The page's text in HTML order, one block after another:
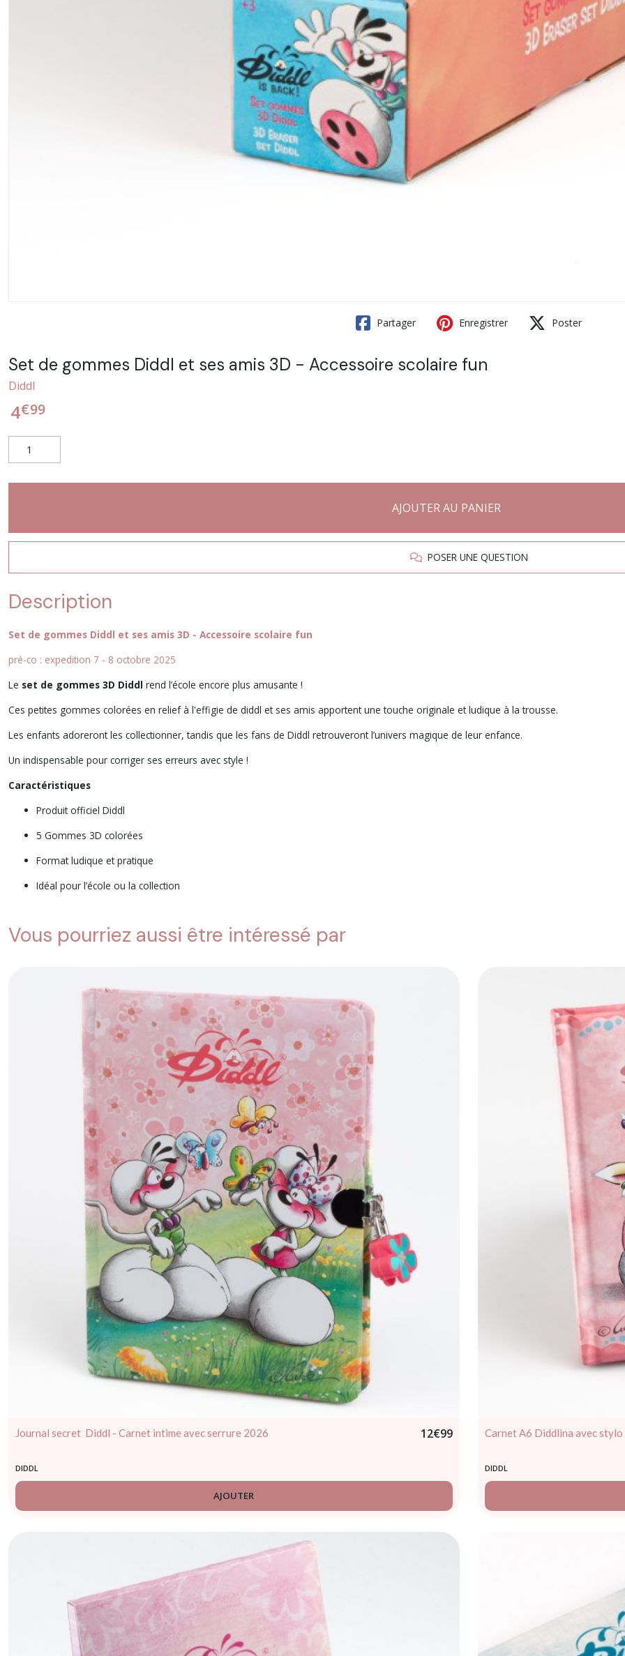
Partager Enregistrer Poster
Set de gommes Diddl et ses amis 3D - Accessoire scolaire fun
Diddl
4€99
AJOUTER AU PANIER
POSER UNE QUESTION
Description
Set de gommes Diddl et ses amis 3D - Accessoire scolaire fun
pré-co : expedition 7 - 8 octobre 2025
Le set de gommes 3D Diddl rend l’école encore plus amusante !
Ces petites gommes colorées en relief à l'effigie de diddl et ses amis apportent une touche originale et ludique à la trousse.
Les enfants adoreront les collectionner, tandis que les fans de Diddl retrouveront l’univers magique de leur enfance.
Un indispensable pour corriger ses erreurs avec style !
Caractéristiques
Produit officiel Diddl
5 Gommes 3D colorées
Format ludique et pratique
Idéal pour l’école ou la collection
Vous pourriez aussi être intéressé par
Journal secret Diddl - Carnet intime avec serrure 2026 12€99
DIDDL
AJOUTER
Carnet A6 Diddlina avec
DIDDL